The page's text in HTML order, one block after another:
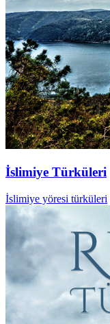
İslimiye Türküleri
İslimiye yöresi türküleri